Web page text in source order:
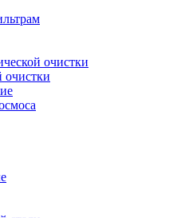
очистки